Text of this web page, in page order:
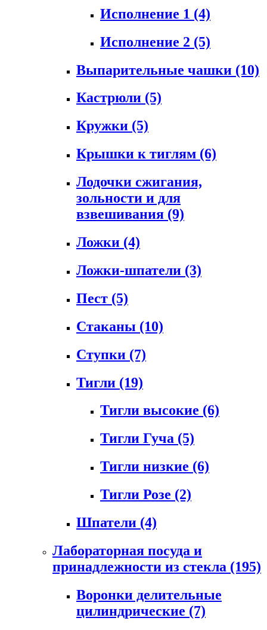
Исполнение 1 (4)
Исполнение 2 (5)
Выпарительные чашки (10)
Кастрюли (5)
Кружки (5)
Крышки к тиглям (6)
Лодочки сжигания,
зольности и для
взвешивания (9)
Ложки (4)
Ложки-шпатели (3)
Пест (5)
Стаканы (10)
Ступки (7)
Тигли (19)
Тигли высокие (6)
Тигли Гуча (5)
Тигли низкие (6)
Тигли Розе (2)
Шпатели (4)
Лабораторная посуда и
принадлежности из стекла (195)
Воронки делительные
цилиндрические (7)